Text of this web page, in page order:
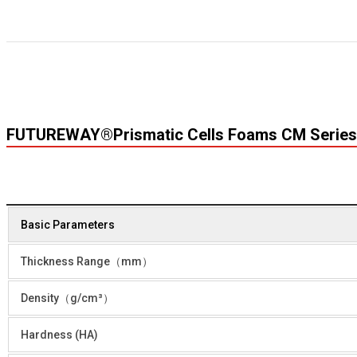
FUTUREWAY®Prismatic Cells Foams CM Series
Basic Parameters
Thickness Range（mm）
Density（g/cm³）
Hardness (HA)